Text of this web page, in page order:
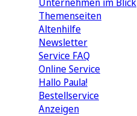
Themenseiten
Altenhilfe
Newsletter
Service FAQ
Online Service
Hallo Paula!
Bestellservice
Anzeigen